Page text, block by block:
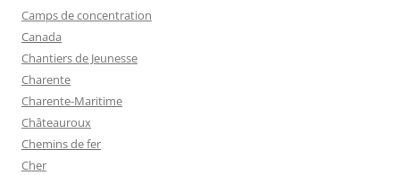
Camps de concentration
Canada
Chantiers de Jeunesse
Charente
Charente-Maritime
Châteauroux
Chemins de fer
Cher